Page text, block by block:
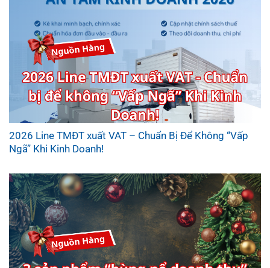
2026 Line TMĐT xuất VAT – Chuẩn Bị Để Không “Vấp
Ngã” Khi Kinh Doanh!